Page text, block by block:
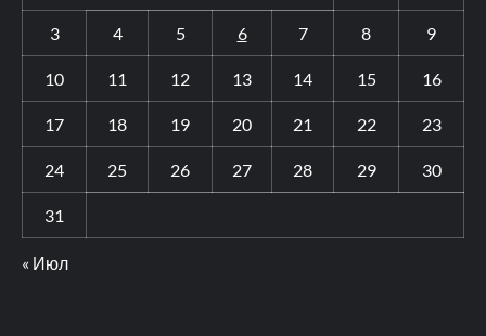
3 4 5 6 7 8 9
10 11 12 13 14 15 16
17 18 19 20 21 22 23
24 25 26 27 28 29 30
31
« Июл